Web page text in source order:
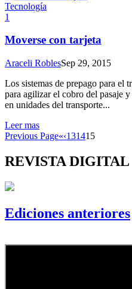
Tecnología
1
Moverse con tarjeta
Araceli RoblesSep 29, 2015
Los sistemas de prepago para el
para agilizar el cobro del pasaje
en unidades del transporte...
Leer mas
Previous Page«‹131415
REVISTA DIGITAL
Ediciones anteriores